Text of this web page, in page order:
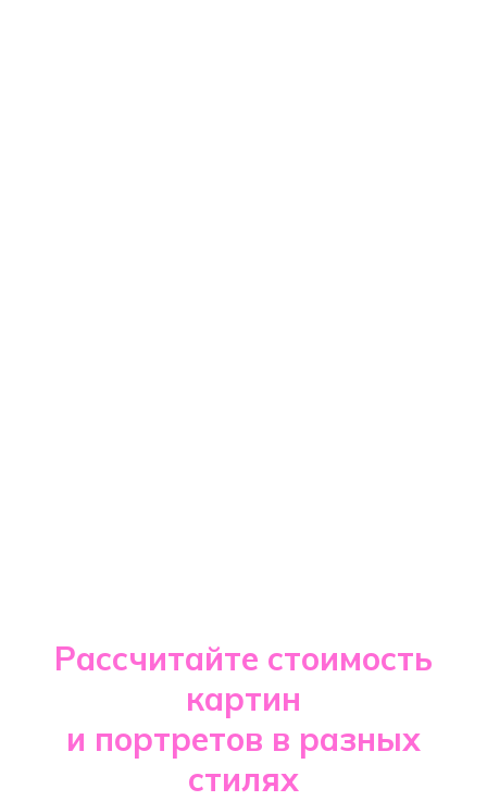
Рассчитайте стоимость
картин
и портретов в разных
стилях